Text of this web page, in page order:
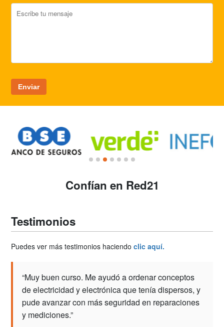
Enviar
Confían en Red21
Testimonios
Puedes ver más testimonios haciendoclic aquí.
“Muy buen curso. Me ayudó a ordenar conceptos
de electricidad y electrónica que tenía dispersos, y
pude avanzar con más seguridad en reparaciones
y mediciones.”